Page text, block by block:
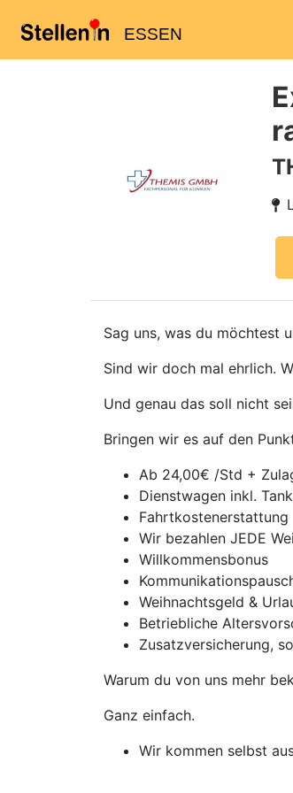
ESSEN
Sag uns, was du möchtest
Sind wir doch mal ehrlich.
Und genau das soll nicht
Bringen wir es auf den
Ab 24,00€ /Std +
Dienstwagen inkl.
Fahrtkostenerstattung
Wir bezahlen JEDE
Willkommensbonus
Weihnachtsgeld &
Betriebliche
Zusatzversicherung,
Warum du von uns mehr
Ganz einfach.
Wir kommen selbst